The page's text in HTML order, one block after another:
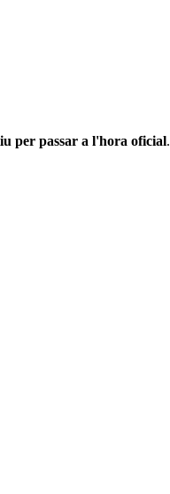
per passar a l'hora oficial.